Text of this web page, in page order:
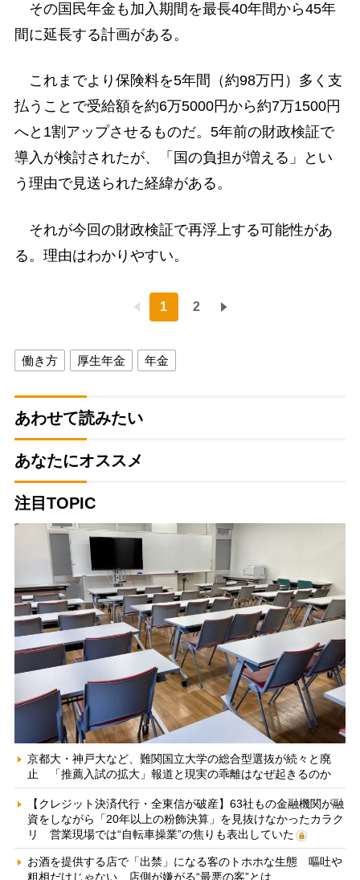
その国民年金も加入期間を最長40年間から45年
間に延長する計画がある。
これまでより保険料を5年間（約98万円）多く支
払うことで受給額を約6万5000円から約7万1500円
へと1割アップさせるものだ。5年前の財政検証で
導入が検討されたが、「国の負担が増える」とい
う理由で見送られた経緯がある。
それが今回の財政検証で再浮上する可能性があ
る。理由はわかりやすい。
1 2
働き方 厚生年金 年金
あわせて読みたい
あなたにオススメ
注目TOPIC
京都大・神戸大など、難関国立大学の総合型選抜が続々と廃
止 「推薦入試の拡大」報道と現実の乖離はなぜ起きるのか
【クレジット決済代行・全東信が破産】63社もの金融機関が融
資をしながら「20年以上の粉飾決算」を見抜けなかったカラク
リ 営業現場では“自転車操業”の焦りも表出していた
お酒を提供する店で「出禁」になる客のトホホな生態 嘔吐や
粗相だけじゃない、店側が嫌がる“最悪の客”とは